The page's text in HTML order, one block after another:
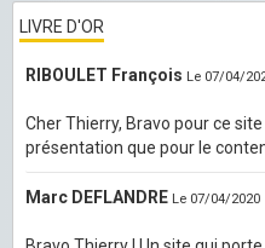
LIVRE D'OR
RIBOULET François Le 07/04/
Cher Thierry, Bravo pour ce
présentation que pour le
Marc DEFLANDRE Le 07/04/2020